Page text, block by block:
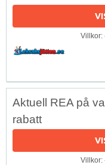
Villkor:
Aktuell REA på
rabatt
Villkor: